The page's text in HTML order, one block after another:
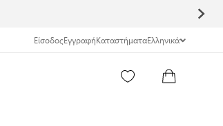
ΕίσοδοςΕγγραφήΚαταστήματαΕλληνικά